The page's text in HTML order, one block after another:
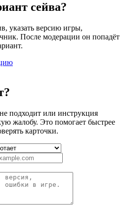
сейва?
указать версию игры,
После модерации он попадёт
подходит или инструкция
жалобу. Это помогает быстрее
карточки.